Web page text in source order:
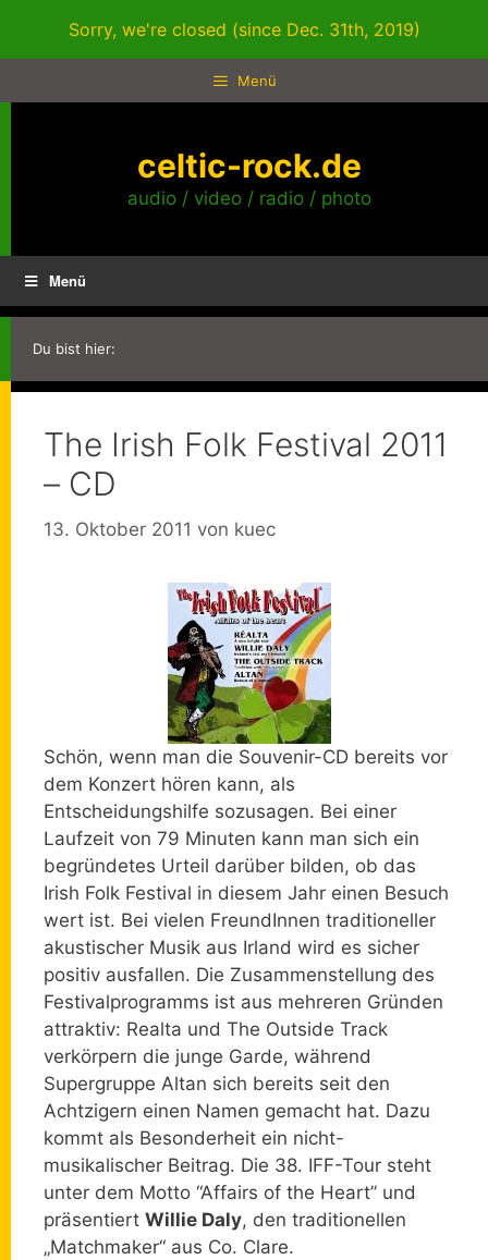
Sorry, we're closed (since Dec. 31th, 2019)
Menü
celtic-rock.de
audio / video / radio / photo
Menü
Du bist hier:
The Irish Folk Festival 2011
– CD
13. Oktober 2011 von kuec
Schön, wenn man die Souvenir-CD bereits vor
dem Konzert hören kann, als
Entscheidungshilfe sozusagen. Bei einer
Laufzeit von 79 Minuten kann man sich ein
begründetes Urteil darüber bilden, ob das
Irish Folk Festival in diesem Jahr einen Besuch
wert ist. Bei vielen FreundInnen traditioneller
akustischer Musik aus Irland wird es sicher
positiv ausfallen. Die Zusammenstellung des
Festivalprogramms ist aus mehreren Gründen
attraktiv: Realta und The Outside Track
verkörpern die junge Garde, während
Supergruppe Altan sich bereits seit den
Achtzigern einen Namen gemacht hat. Dazu
kommt als Besonderheit ein nicht-
musikalischer Beitrag. Die 38. IFF-Tour steht
unter dem Motto “Affairs of the Heart” und
präsentiert Willie Daly, den traditionellen
„Matchmaker“ aus Co. Clare.